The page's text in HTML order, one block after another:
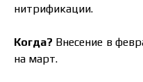
нитрификации.
Когда? Внесение в
на март.